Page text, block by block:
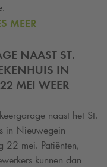
MEER
NAAST ST.
IN
MEI WEER
naast het St.
in Nieuwegein
22 mei. Patiënten,
kunnen dan